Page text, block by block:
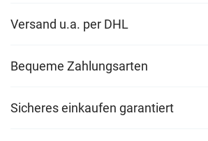
Versand u.a. per DHL
Bequeme Zahlungsarten
Sicheres einkaufen garantiert